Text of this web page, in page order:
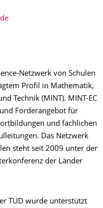
Netzwerk von Schulen
Profil in Mathematik,
Technik (MINT). MINT-EC
Förderangebot für
und fachlichen
Das Netzwerk
steht seit 2009 unter der
der Länder
TUD wurde unterstützt